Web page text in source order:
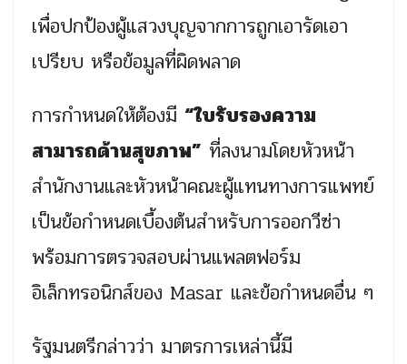
เพื่อปกป้องผู้แสวงบุญจากการถูกเอารัดเอา
เปรียบ หรือข้อมูลที่ผิดพลาด
การกำหนดให้ต้องมี “ใบรับรองความ
สามารถด้านสุขภาพ” ที่ลงนามโดยหัวหน้า
สำนักงานและหัวหน้าคณะผู้แทนทางการแพทย์
เป็นข้อกำหนดเบื้องต้นสำหรับการออกวีซ่า
พร้อมการตรวจสอบผ่านแพลตฟอร์ม
อิเล็กทรอนิกส์ของ Masar และข้อกำหนดอื่น ๆ
รัฐมนตรีกล่าวว่า มาตรการเหล่านี้มี